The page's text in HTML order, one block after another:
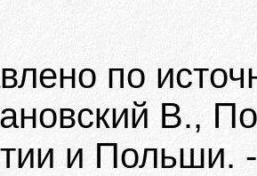
по
В.,
и Польши.